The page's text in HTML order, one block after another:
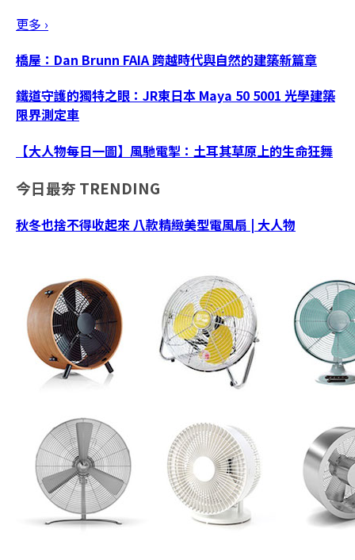
更多 ›
橋屋：Dan Brunn FAIA 跨越時代與自然的建築新篇章
鐵道守護的獨特之眼：JR東日本 Maya 50 5001 光學建築
限界測定車
【大人物每日一圖】風馳電掣：土耳其草原上的生命狂舞
今日最夯 TRENDING
秋冬也捨不得收起來 八款精緻美型電風扇 | 大人物